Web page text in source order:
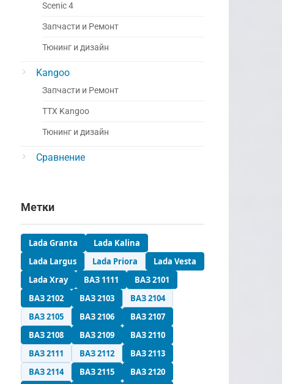
Scenic 4
Запчасти и Ремонт
Тюнинг и дизайн
Kangoo
Запчасти и Ремонт
ТТХ Kangoo
Тюнинг и дизайн
Сравнение
Метки
Lada Granta
Lada Kalina
Lada Largus
Lada Priora
Lada Vesta
Lada Xray
ВАЗ 1111
ВАЗ 2101
ВАЗ 2102
ВАЗ 2103
ВАЗ 2104
ВАЗ 2105
ВАЗ 2106
ВАЗ 2107
ВАЗ 2108
ВАЗ 2109
ВАЗ 2110
ВАЗ 2111
ВАЗ 2112
ВАЗ 2113
ВАЗ 2114
ВАЗ 2115
ВАЗ 2120